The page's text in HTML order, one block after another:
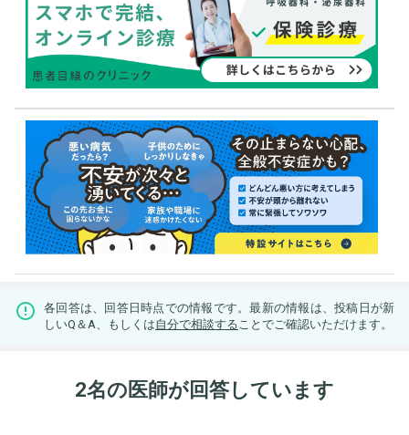
各回答は、回答日時点での情報です。最新の情報は、投稿日が新
しいQ＆A、もしくは自分で相談する ことでご確認いただけます。
2名の医師が回答しています